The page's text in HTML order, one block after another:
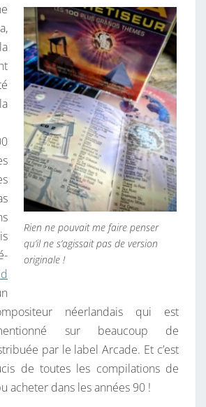
Rien ne pouvait me faire penser
qu’il ne s’agissait pas de version
originale !
néerlandais qui est
sur beaucoup de
par le label Arcade. Et c’est
de toutes les compilations de
acheter dans les années 90 !